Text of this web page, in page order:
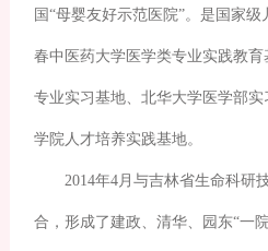
国“母婴友好示范医院”。是国家
春中医药大学医学类专业实践教
专业实习基地、北华大学医学部
学院人才培养实践基地。
2014年4月与吉林省生命科研
合，形成了建政、清华、园东“一